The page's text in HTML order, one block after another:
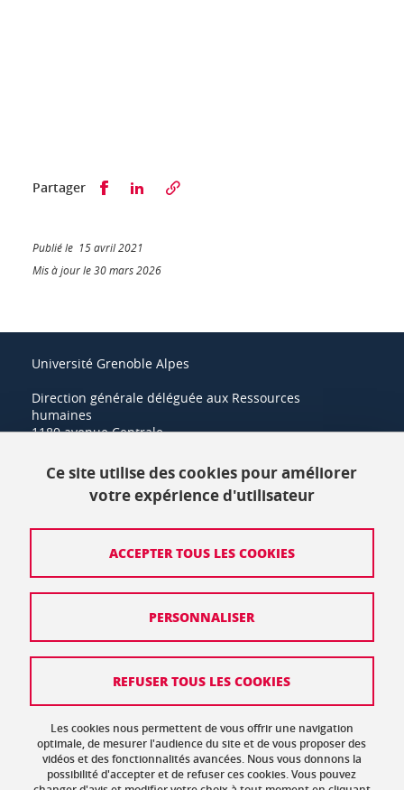
Partager Partager sur Facebook
Partager sur LinkedIn
Publié le 15 avril 2021
Mis à jour le 30 mars 2026
Université Grenoble Alpes
Direction générale déléguée aux Ressources
humaines
1180 avenue Centrale
+33 (0)4 57 42 21 42
Mentions légales
Politique de protection des données
Données personnelles
Gestion des cookies
Accessibilité : non conforme
Plan de site
Ce site utilise des cookies pour améliorer
votre expérience d'utilisateur
Les cookies nous permettent de vous offrir une navigation
optimale, de mesurer l'audience du site et de vous proposer des
vidéos et des fonctionnalités avancées. Nous vous donnons la
possibilité d'accepter et de refuser ces cookies. Vous pouvez
ACCEPTER TOUS LES COOKIES
REFUSER TOUS LES COOKIES
PERSONNALISER